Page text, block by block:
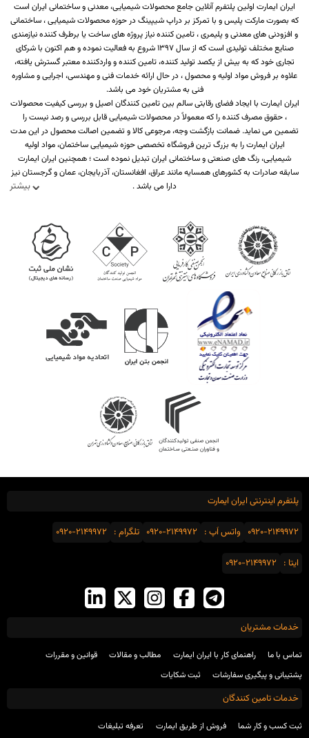
بیشتر
ایران ایمارت اولین پلتفرم آنلاین جامع محصولات شیمیایی، معدنی و ساختمانی ایران است
که بصورت مارکت پلیس و با تمرکز بر دراپ شیپینگ در حوزه محصولات شیمیایی ، ساختمانی
و افزودنی های معدنی و پلیمری ، تامین کننده نیاز پروژه های ساخت یا برطرف کننده نیازمندی
صنایع مختلف تولیدی است که از سال 1397 شروع به فعالیت نموده و هم اکنون با شرکای
تجاری خود که به بیش از یکصد تولید کننده، تامین کننده و واردکننده معتبر گسترش یافته،
علاوه بر فروش مواد اولیه و محصول ، در حال ارائه خدمات فنی و مهندسی، اجرایی و مشاوره
فنی به مشتریان خود می باشد.
ایران ایمارت با ایجاد فضای رقابتی سالم بین تامین کنندگان اصیل و بررسی کیفیت محصولات
، حقوق مصرف کننده را که معمولاً در محصولات شیمیایی قابل بررسی و رصد نیست را
تضمین می نماید. ضمانت بازگشت وجه، مرجوعی کالا و تضمین اصالت محصول در این مدت
ایران ایمارت را به بزرگ ترین فروشگاه تخصصی حوزه شیمیایی ساختمان، مواد اولیه
شیمیایی، رنگ های صنعتی و ساختمانی ایران تبدیل نموده است ؛ همچنین ایران ایمارت
سابقه صادرات به کشورهای همسایه مانند عراق، افغانستان، آذربایجان، عمان و گرجستان نیز
دارا می باشد .
پلتفرم اینترنتی ایران ایمارت
0920-2149972 واتس اَپ : 0920-2149972 تلگرام : 0920-2149972
ایتا : 0920-2149972
خدمات مشتریان
تماس با ما راهنمای کار با ایران ایمارت مطالب و مقالات
قوانین و مقررات
پشتیبانی و پیگیری سفارشات
ثبت شکایات
خدمات تامین کنندگان
ثبت کسب و کار شما فروش از طریق ایمارت تعرفه تبلیغات